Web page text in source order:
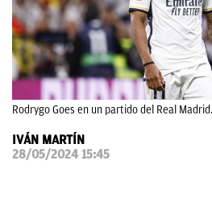
PAPARAZZI
OKDIARIO
Rodrygo Goes en un partido del Real
IVÁN MARTÍN
28/05/2024 15:45